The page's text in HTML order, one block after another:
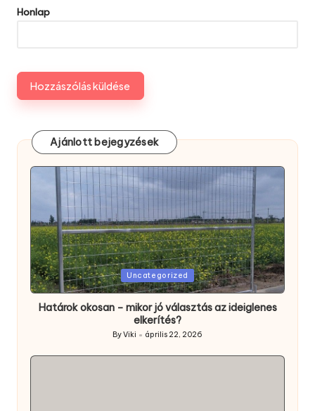
Honlap
Ajánlott bejegyzések
Posted
in
Uncategorized
Határok okosan – mikor jó választás az ideiglenes
elkerítés?
Posted
ByViki április 22, 2026